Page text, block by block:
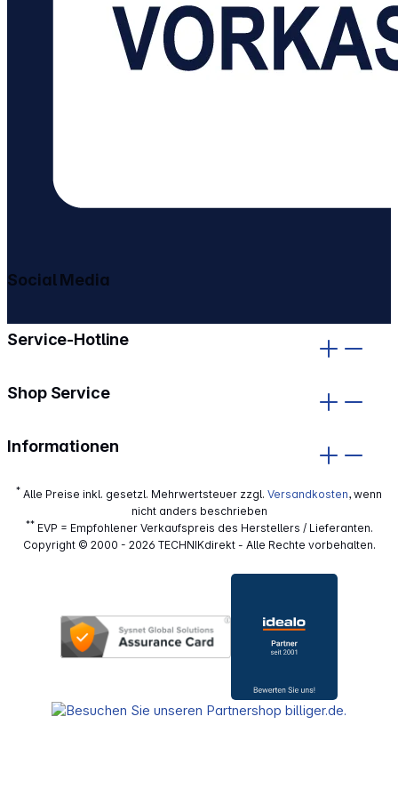
Service-Hotline
Shop Service
Informationen
Social Media
* Alle Preise inkl. gesetzl. Mehrwertsteuer zzgl. Versandkosten, wenn
nicht anders beschrieben
**EVP = Empfohlener Verkaufspreis des Herstellers / Lieferanten.
Copyright © 2000 - 2026 TECHNIKdirekt - Alle Rechte vorbehalten.